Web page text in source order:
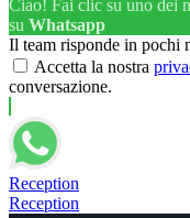
Ciao! Fai clic su uno dei
su Whatsapp
Il team risponde in pochi
Accetta la nostra
conversazione.
Reception
Reception